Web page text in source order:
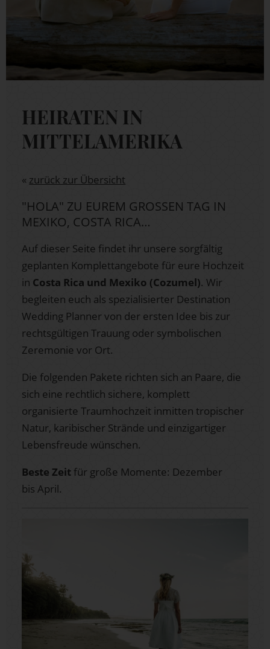
HEIRATEN IN
MITTELAMERIKA
« zurück zur Übersicht
"HOLA" ZU EUREM GROSSEN TAG IN M
EXIKO, COSTA RICA…
Auf dieser Seite findet ihr unsere sorgfältig
geplanten Komplettangebote für eure Hochzeit
in Costa Rica und Mexiko (Cozumel). Wir
begleiten euch als spezialisierter Destination
Wedding Planner von der ersten Idee bis zur
rechtsgültigen Trauung oder symbolischen
Zeremonie vor Ort.
Die folgenden Pakete richten sich an Paare, die
sich eine rechtlich sichere, komplett
organisierte Traumhochzeit inmitten tropischer
Natur, karibischer Strände und einzigartiger
Lebensfreude wünschen.
Beste Zeit für große Momente: Dezember
bis April.